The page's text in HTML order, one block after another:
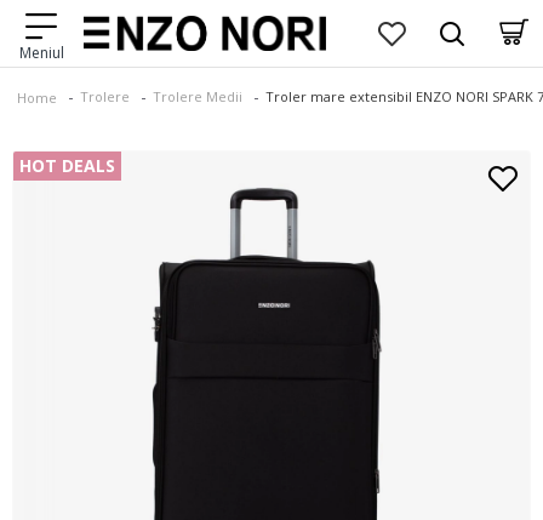
Home Trolere Trolere Medii Troler mare extensibil ENZO NORI
HOT DEALS